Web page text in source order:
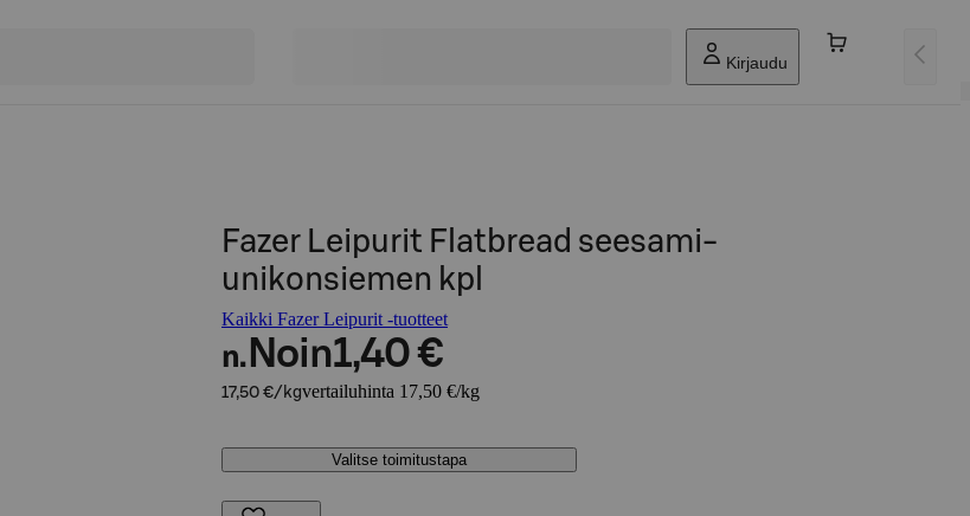
Kirjaudu
Fazer Leipurit Flatbread seesami-
unikonsiemen kpl
Kaikki Fazer Leipurit -tuotteet
n. Noin1,40 €
17,50 €/kgvertailuhinta 17,50 €/kg
Valitse toimitustapa